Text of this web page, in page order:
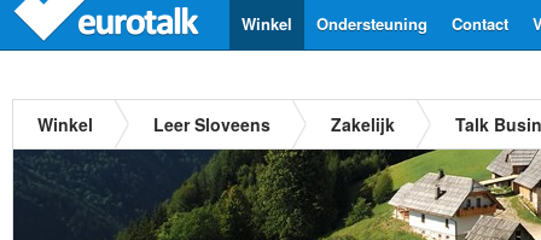
Contact
Ondersteuning
Winkel
Winkel Leer Sloveens Zakelijk Talk